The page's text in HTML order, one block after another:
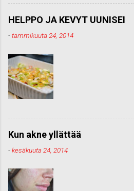
HELPPO JA KEVYT UUNISEI
-tammikuuta 24, 2014
Kun akne yllättää
-kesäkuuta 24, 2014